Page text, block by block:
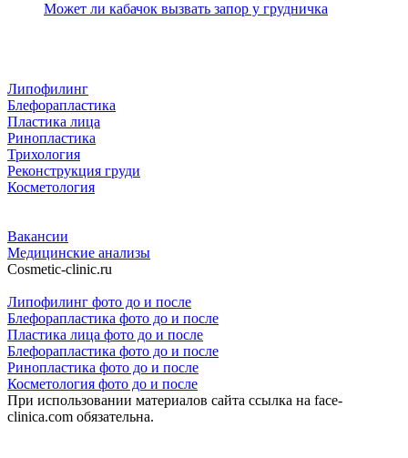
Может ли кабачок вызвать запор у грудничка
Липофилинг
Блефорапластика
Пластика лица
Ринопластика
Трихология
Реконструкция груди
Косметология
Вакансии
Медицинские анализы
Cosmetic-clinic.ru
Липофилинг фото до и после
Блефорапластика фото до и после
Пластика лица фото до и после
Блефорапластика фото до и после
Ринопластика фото до и после
Косметология фото до и после
При использовании материалов сайта ссылка на face-
clinica.com обязательна.